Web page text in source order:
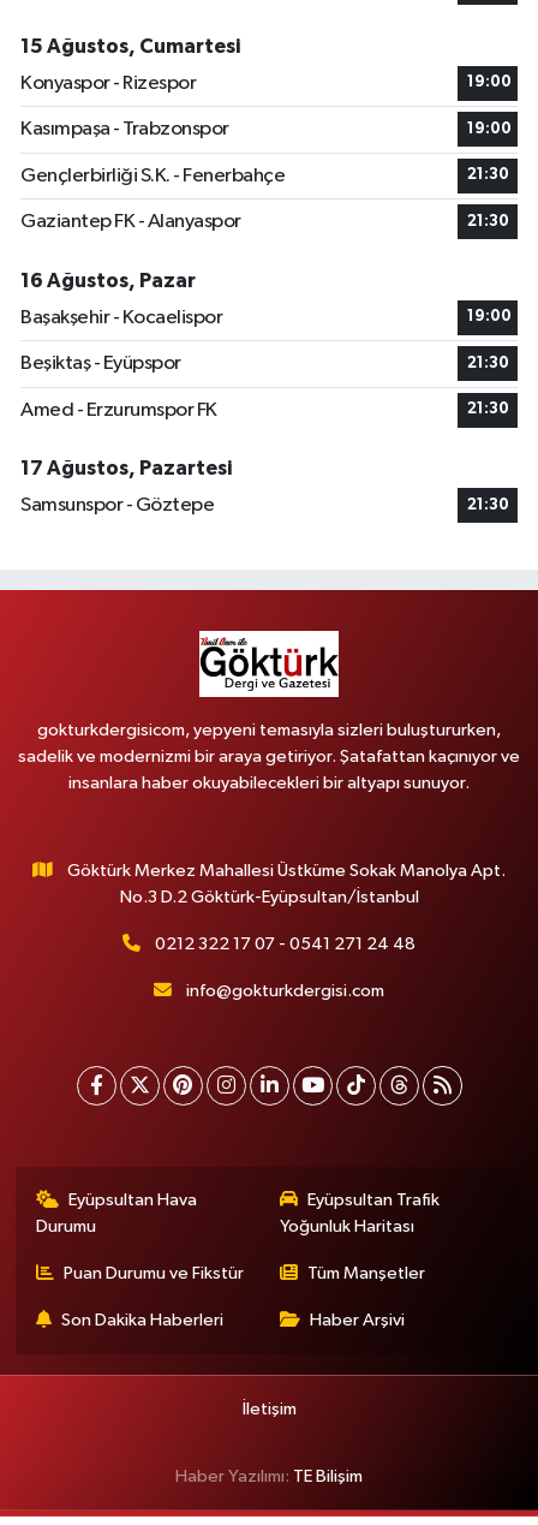
15 Ağustos, Cumartesi
Konyaspor - Rizespor
19:00
Kasımpaşa - Trabzonspor 19:00
Gençlerbirliği S.K. - Fenerbahçe 21:30
Gaziantep FK - Alanyaspor 21:30
16 Ağustos, Pazar
Başakşehir - Kocaelispor
19:00
Beşiktaş - Eyüpspor 21:30
Amed - Erzurumspor FK 21:30
17 Ağustos, Pazartesi
Samsunspor - Göztepe
21:30
gokturkdergisicom, yepyeni temasıyla sizleri buluştururken,
sadelik ve modernizmi bir araya getiriyor. Şatafattan kaçınıyor ve
insanlara haber okuyabilecekleri bir altyapı sunuyor.
Göktürk Merkez Mahallesi Üstküme Sokak Manolya Apt.
No.3 D.2 Göktürk-Eyüpsultan/İstanbul
0212 322 17 07 - 0541 271 24 48
info@gokturkdergisi.com
Eyüpsultan Hava
Durumu
Eyüpsultan Trafik
Yoğunluk Haritası
Puan Durumu ve Fikstür Tüm Manşetler
Son Dakika Haberleri Haber Arşivi
İletişim
Haber Yazılımı: TE Bilişim